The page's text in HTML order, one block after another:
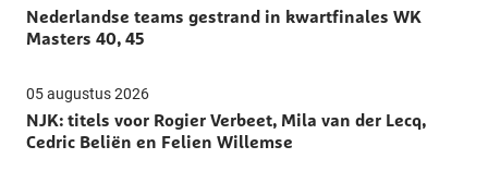
Nederlandse teams gestrand in kwartfinales WK
Masters 40, 45
05 augustus 2026
NJK: titels voor Rogier Verbeet, Mila van der Lecq,
Cedric Beliën en Felien Willemse